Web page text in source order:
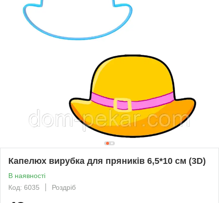
Капелюх вирубка для пряників 6,5*10 см (3D)
В наявності
Код: 6035
Роздріб